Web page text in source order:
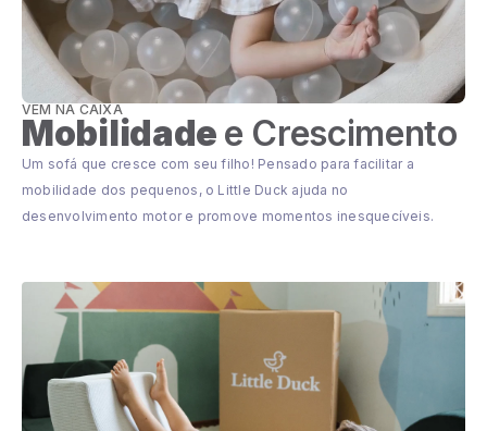
VEM NA CAIXA
Mobilidade e Crescimento
Um sofá que cresce com seu filho! Pensado para facilitar a
mobilidade dos pequenos, o Little Duck ajuda no
desenvolvimento motor e promove momentos inesquecíveis.